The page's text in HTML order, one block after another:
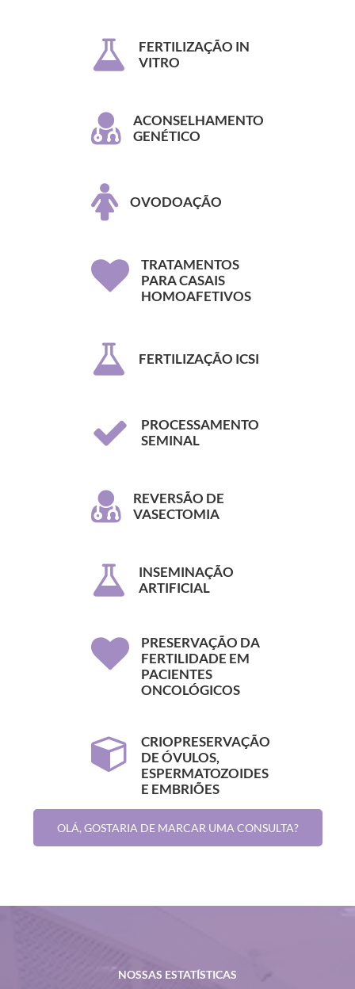
FERTILIZAÇÃO IN
VITRO
ACONSELHAMENTO
GENÉTICO
OVODOAÇÃO
TRATAMENTOS
PARA CASAIS
HOMOAFETIVOS
FERTILIZAÇÃO ICSI
PROCESSAMENTO
SEMINAL
REVERSÃO DE
VASECTOMIA
INSEMINAÇÃO
ARTIFICIAL
PRESERVAÇÃO DA
FERTILIDADE EM
PACIENTES
ONCOLÓGICOS
CRIOPRESERVAÇÃO
DE ÓVULOS,
ESPERMATOZOIDES
E EMBRIÕES
OLÁ, GOSTARIA DE MARCAR UMA CONSULTA?
NOSSAS ESTATÍSTICAS